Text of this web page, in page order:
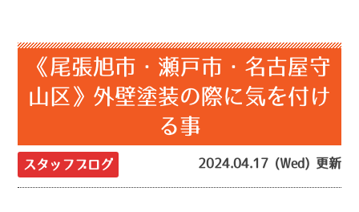
《尾張旭市・瀬戸市・名古屋守
山区》外壁塗装の際に気を付け
る事
スタッフブログ 2024.04.17 (Wed) 更新